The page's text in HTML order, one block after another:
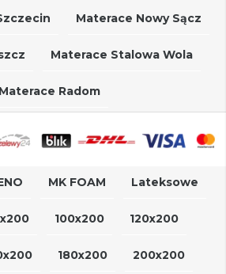
Materace Nowy Sącz
Materace Stalowa Wola
Materace Radom
MK FOAM Lateksowe
100x200 120x200
180x200 200x200